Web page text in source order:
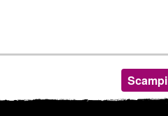
Scampi